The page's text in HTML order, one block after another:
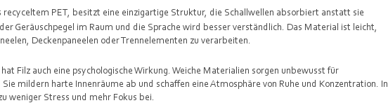
recyceltem PET, besitzt eine einzigartige Struktur, die Schallwellen absorbiert anstatt sie
Geräuschpegel im Raum und die Sprache wird besser verständlich. Das Material ist leicht,
Deckenpaneelen oder Trennelementen zu verarbeiten.
Filz auch eine psychologische Wirkung. Weiche Materialien sorgen unbewusst für
mildern harte Innenräume ab und schaffen eine Atmosphäre von Ruhe und Konzentration. In
weniger Stress und mehr Fokus bei.